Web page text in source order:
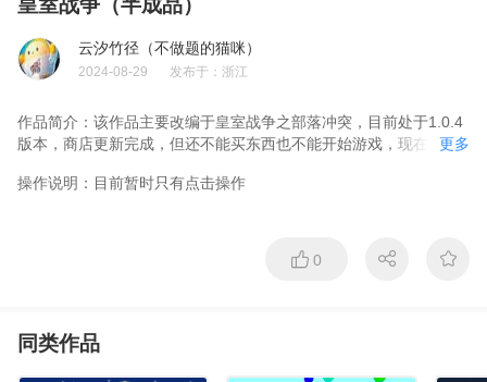
皇室战争（半成品）
云汐竹径（不做题的猫咪）
2024-08-29 发布于： 浙江
作品简介： 该作品主要改编于皇室战争之部落冲突，目前处于1.0.4
版本，商店更新完成，但还不能买东西也不能开始游戏，现在处于
更多
操作说明： 目前暂时只有点击操作
0
同类作品